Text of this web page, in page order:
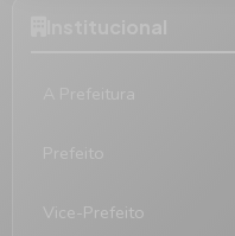
Vice-Prefeito